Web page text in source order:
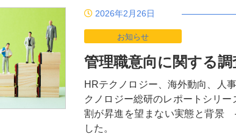
2026年2月26日
お知らせ
管理職意向に関する
HRテクノロジー、海外動向、人
クノロジー総研のレポートシリ
割が昇進を望まない実態と背景
した。